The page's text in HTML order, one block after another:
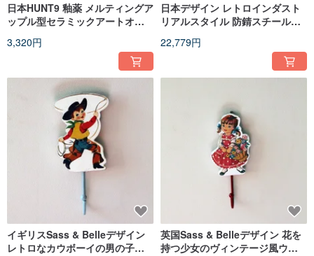
日本HUNT9 釉薬 メルティングア
ップル型セラミックアートオブ
て (エデンの果実)
3,320円
日本デザイン レトロインダスト
リアルスタイル 防錆スチール製
ト
22,779円
イギリスSass & Belleデザイン
レトロなカウボーイの男の子モ
英国Sass & Belleデザイン 花を
持つ少女のヴィンテージ風ウォ